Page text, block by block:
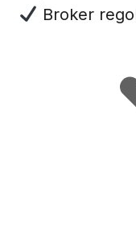
Broker